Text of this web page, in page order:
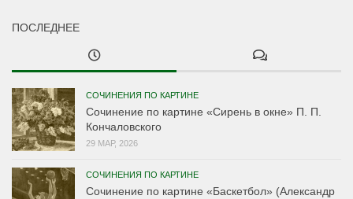
ПОСЛЕДНЕЕ
СОЧИНЕНИЯ ПО КАРТИНЕ
Сочинение по картине «Сирень в окне» П. П.
Кончаловского
29 МАР, 2026
СОЧИНЕНИЯ ПО КАРТИНЕ
Сочинение по картине «Баскетбол» (Александр